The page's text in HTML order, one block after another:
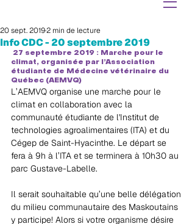
Info CDC - 20 septembre 2019
20 sept. 20192 min de lecture
27 septembre 2019 : Marche pour le
climat, organisée par l’Association
étudiante de Médecine vétérinaire du
Québec (AEMVQ)
L’AEMVQ organise une marche pour le
climat en collaboration avec la
communauté étudiante de l'Institut de
technologies agroalimentaires (ITA) et du
Cégep de Saint-Hyacinthe. Le départ se
fera à 9h à l’ITA et se terminera à 10h30 au
parc Gustave-Labelle.
Il serait souhaitable qu’une belle délégation
du milieu communautaire des Maskoutains
y participe! Alors si votre organisme désire